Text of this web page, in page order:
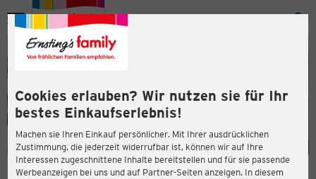
Cookies erlauben? Wir nutzen sie für Ihr
bestes Einkaufserlebnis!
Machen sie Ihren Einkauf persönlicher. Mit Ihrer ausdrücklichen
Zustimmung, die jederzeit widerrufbar ist, können wir auf Ihre
Interessen zugeschnittene Inhalte bereitstellen und für sie passende
Werbeanzeigen bei uns und auf Partner-Seiten anzeigen. In diesem
Menü